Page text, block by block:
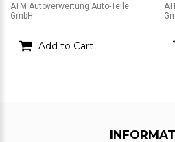
ATM Autoverwertung Auto-Teile
GmbH ..
Add to Cart